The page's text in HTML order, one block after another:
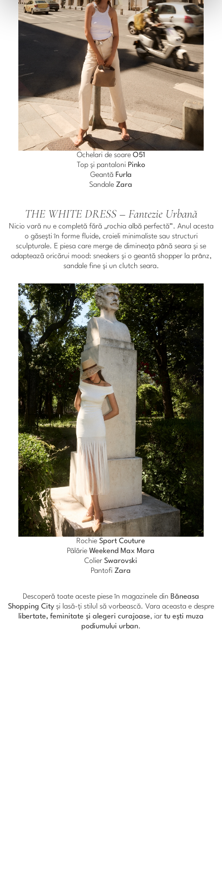
Ochelari de soare O51
Top și pantaloni Pinko
Geantă Furla
SandaleZara
THE WHITE DRESS – Fantezie Urbană
Nicio vară nu e completă fără „rochia albă perfectă”. Anul acesta
o găsești în forme fluide, croieli minimaliste sau structuri
sculpturale. E piesa care merge de dimineața până seara și se
adaptează oricărui mood: sneakers și o geantă shopper la prânz,
sandale fine și un clutch seara.
RochieSport Couture
PălărieWeekend Max Mara
ColierSwarovski
PantofiZara
Descoperă toate aceste piese în magazinele din Băneasa
Shopping City și lasă-ți stilul să vorbească. Vara aceasta e despre
libertate, feminitate și alegeri curajoase, iar tu ești muza
podiumului urban.